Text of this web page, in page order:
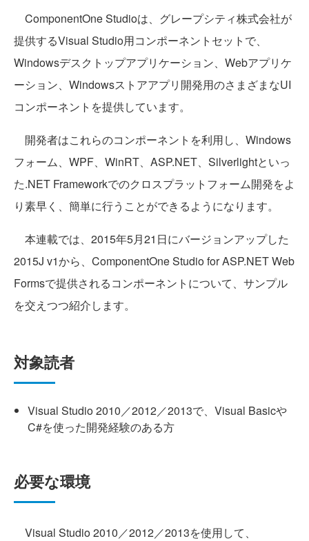
ComponentOne Studioは、グレープシティ株式会社が
提供するVisual Studio用コンポーネントセットで、
Windowsデスクトップアプリケーション、Webアプリケ
ーション、Windowsストアアプリ開発用のさまざまなUI
コンポーネントを提供しています。
開発者はこれらのコンポーネントを利用し、Windows
フォーム、WPF、WinRT、ASP.NET、Silverlightといっ
た.NET Frameworkでのクロスプラットフォーム開発をよ
り素早く、簡単に行うことができるようになります。
本連載では、2015年5月21日にバージョンアップした
2015J v1から、ComponentOne Studio for ASP.NET Web
Formsで提供されるコンポーネントについて、サンプル
を交えつつ紹介します。
対象読者
Visual Studio 2010／2012／2013で、Visual Basicや
C#を使った開発経験のある方
必要な環境
Visual Studio 2010／2012／2013を使用して、